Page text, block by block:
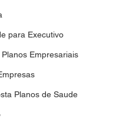
para Executivo
Empresariais
Planos de Saude